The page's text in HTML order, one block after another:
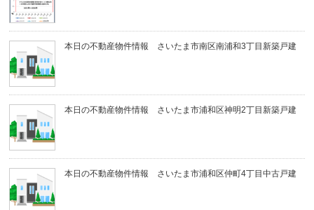
本日の不動産物件情報 さいたま市南区南浦和3丁目新築戸建
本日の不動産物件情報 さいたま市浦和区神明2丁目新築戸建
本日の不動産物件情報 さいたま市浦和区仲町4丁目中古戸建